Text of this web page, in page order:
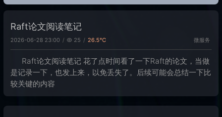
Raft论文阅读笔记
2026-06-28 23:00 25 26.5℃ 微服务
Raft论文阅读笔记 花了点时间看了一下Raft的论文，当做
是记录一下，也发上来，以免丢失了。后续可能会总结一下比
较关键的内容